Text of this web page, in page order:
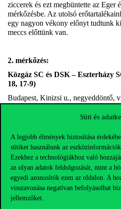
Süti és
A legjobb élmények biztosítása
sütiket használunk az
Ezekhez a technológiákhoz való
az olyan adatok feldolgozását, mint a
egyedi azonosítók ezen az oldalon. A
visszavonása negatívan befolyásolhat
jellemzőket.
ziccerek és ezt megbüntette az Eger
mérkőzésbe. Az utolsó
egy nagyon vékony előnyt tudtunk
meccs előttünk van.
2. mérkőzés:
Közgáz SC és DSK – Eszterházy
18, 17-9)
Budapest, Kinizsi u., negyeddöntő,
CSÍK 12, SZÁNTÓ 10,
Szirák.Edző:Vladár Csaba.
Eszterházy:
BOTKA 14/3, BAJUSZ
GAÁL B. 12/3. Csere
: Ficsor 6,
Albach, Kerekes, Kelemen, Kovács
Vladár Csaba:–Mindig nagy
bajnokság végjátékába, a négyes